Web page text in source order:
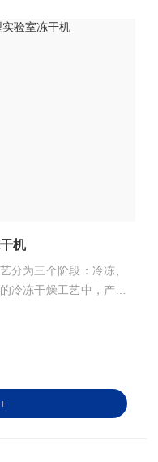
机
分为三个阶段：冷冻、
冷冻干燥工艺中，产品
的外观和性质产生负面
系列实验室冻干机开发
控制，样品温度模拟，
功能，使得设备有着更
松可控。